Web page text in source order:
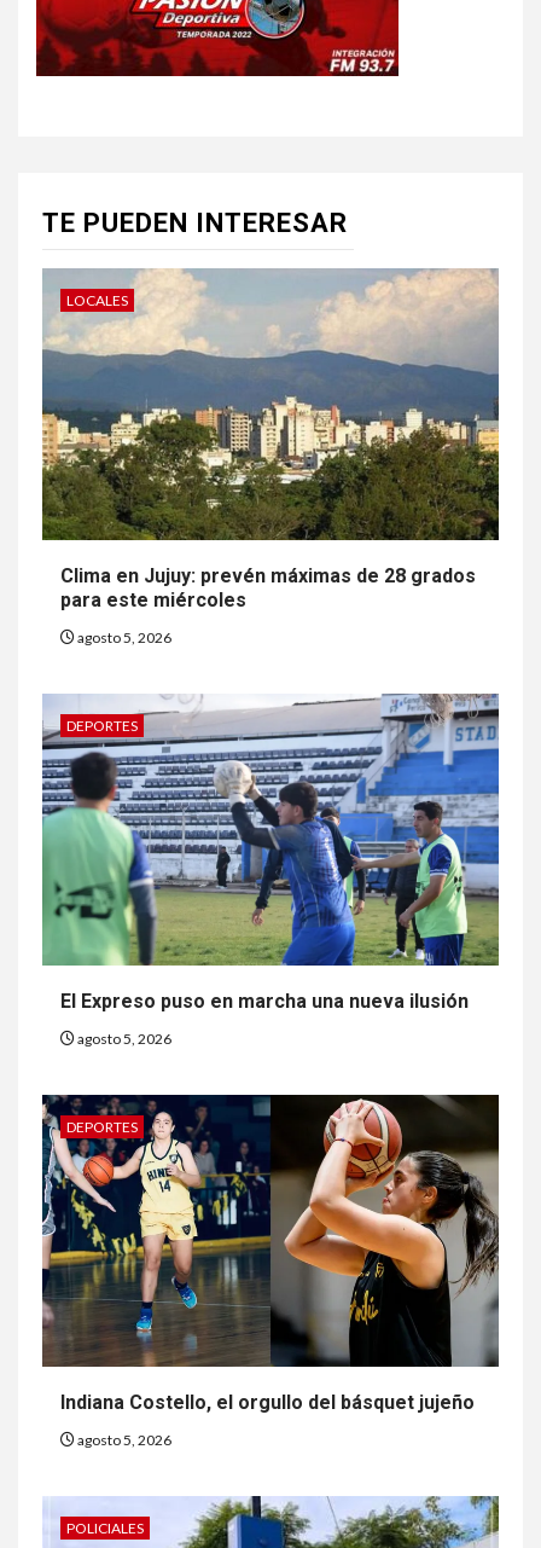
TE PUEDEN INTERESAR
LOCALES
Clima en Jujuy: prevén máximas de 28 grados
para este miércoles
agosto 5, 2026
DEPORTES
El Expreso puso en marcha una nueva ilusión
agosto 5, 2026
DEPORTES
Indiana Costello, el orgullo del básquet jujeño
agosto 5, 2026
POLICIALES